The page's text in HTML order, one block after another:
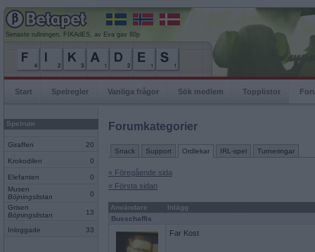
Senaste rullningen, FIKAdES, av Eva gav 80p
Start Spelregler Vanliga frågor Sök medlem Topplistor
Spelrum
Giraffen 20
Krokodilen 0
Elefanten
0
Musen
Böjningslistan
0
Grisen
Böjningslistan
13
Inloggade 33
Forumkategorier
Snack Support Ordlekar IRL-spel Turneringar
« Föregående sida
« Första sidan
Användare
Inlägg
Busschaffis
Far Kost